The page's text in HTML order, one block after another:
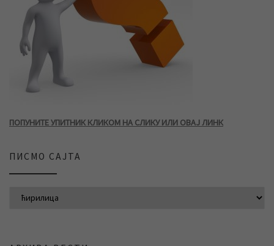
ПОПУНИТЕ УПИТНИК КЛИКОМ НА СЛИКУ ИЛИ ОВАЈ ЛИНК
ПИСМО САЈТА